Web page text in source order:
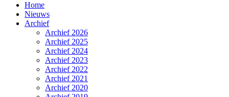
Home
Nieuws
Archief
Archief 2026
Archief 2025
Archief 2024
Archief 2023
Archief 2022
Archief 2021
Archief 2020